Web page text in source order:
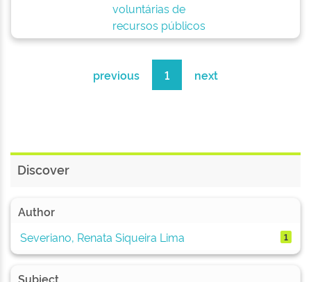
voluntárias de
recursos públicos
previous 1 next
Discover
Author
Severiano, Renata Siqueira Lima
1
Subject